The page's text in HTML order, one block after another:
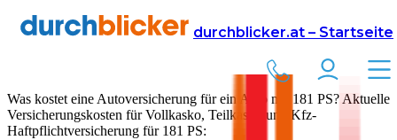
durchblicker.at – Startseite
Versicherung Autoversicherung
PS in Österreich
Was kostet eine Autoversicherung für ein Auto mit 181 PS? Aktuelle
Versicherungskosten für Vollkasko, Teilkasko und Kfz-
Haftpflichtversicherung für 181 PS: